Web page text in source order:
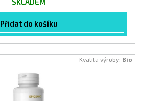
Přidat do košíku
Kvalita výroby: Bio